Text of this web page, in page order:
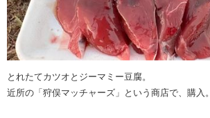
とれたてカツオとジーマミー豆腐。
近所の「狩俣マッチャーズ」という商店で、購入。